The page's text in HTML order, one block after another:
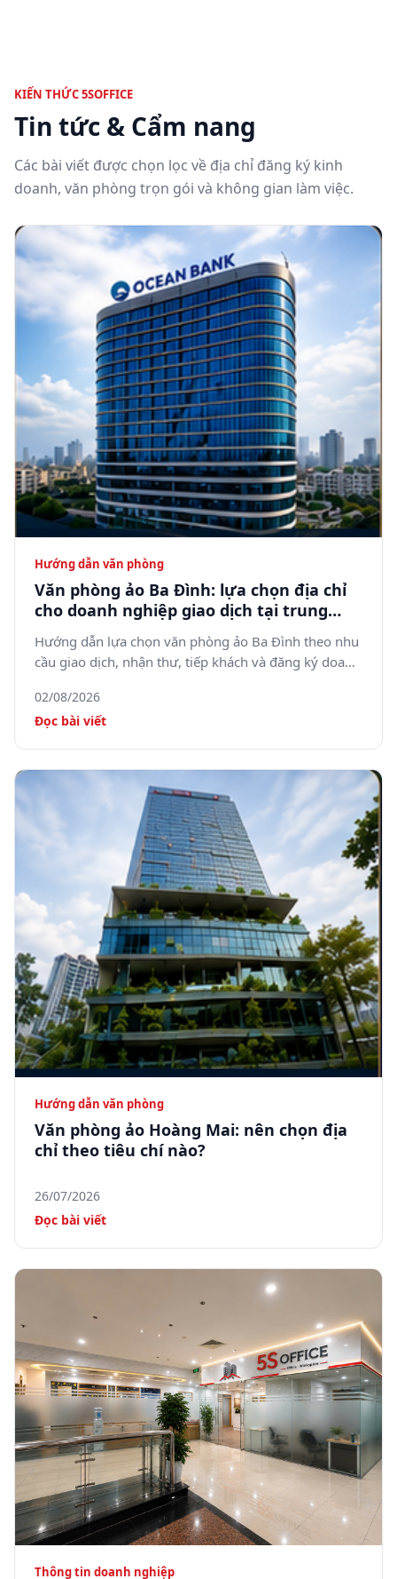
KIẾN THỨC 5SOFFICE
Tin tức & Cẩm nang
Các bài viết được chọn lọc về địa chỉ đăng ký kinh
doanh, văn phòng trọn gói và không gian làm việc.
Hướng dẫn văn phòng
Văn phòng ảo Ba Đình: lựa chọn địa chỉ
cho doanh nghiệp giao dịch tại trung
tâm Hà Nội
Hướng dẫn lựa chọn văn phòng ảo Ba Đình theo nhu
cầu giao dịch, nhận thư, tiếp khách và đăng ký doanh
02/08/2026
Đọc bài viết
Hướng dẫn văn phòng
Văn phòng ảo Hoàng Mai: nên chọn địa
chỉ theo tiêu chí nào?
26/07/2026
Đọc bài viết
Thông tin doanh nghiệp